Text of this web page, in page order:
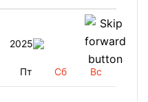
2025
Пт Сб Вс